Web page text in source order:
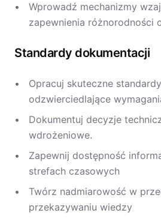
Wprowadź mechanizmy
zapewnienia różnorodności
Standardy dokumentacji
Opracuj skuteczne
odzwierciedlające
Dokumentuj decyzje
wdrożeniowe.
Zapewnij dostępność
strefach czasowych
Twórz nadmiarowość w
przekazywaniu wiedzy